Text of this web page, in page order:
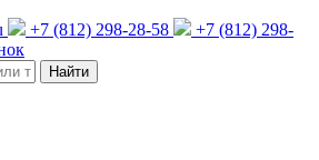
+7 (812) 298-28-58
+7 (812) 298-
Найти